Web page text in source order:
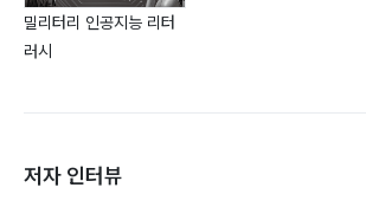
밀리터리 인공지능 리터
러시
저자 인터뷰